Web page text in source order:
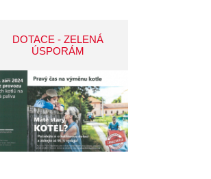
DOTACE - ZELENÁ
ÚSPORÁM